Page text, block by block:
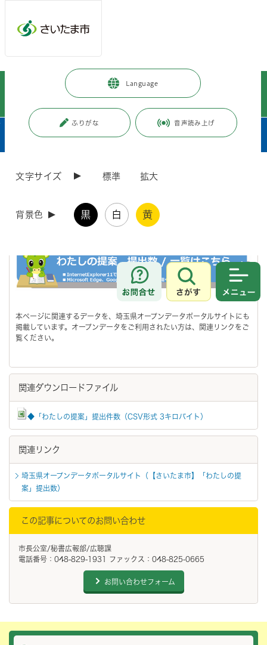
Language
ふりがな 音声読み上げ
文字サイズ 標準 拡大
背景色 黒 白 黄
お問合せ
さがす
市政情報 市長の部屋 > プロフィール・施策など
統計・制度要綱
前月までに受け付けた「わたしの提案」の件数は以下のとおりです。
本ページに関連するデータを、埼玉県オープンデータポータルサイトにも
掲載しています。オープンデータをご利用されたい方は、関連リンクをご
覧ください。
関連ダウンロードファイル
◆「わたしの提案」提出件数（CSV形式 3キロバイト）
関連リンク
埼玉県オープンデータポータルサイト（【さいたま市】「わたしの提
案」提出数）
この記事についてのお問い合わせ
市長公室/秘書広報部/広聴課
電話番号：048-829-1931 ファックス：048-825-0665
お問い合わせフォーム